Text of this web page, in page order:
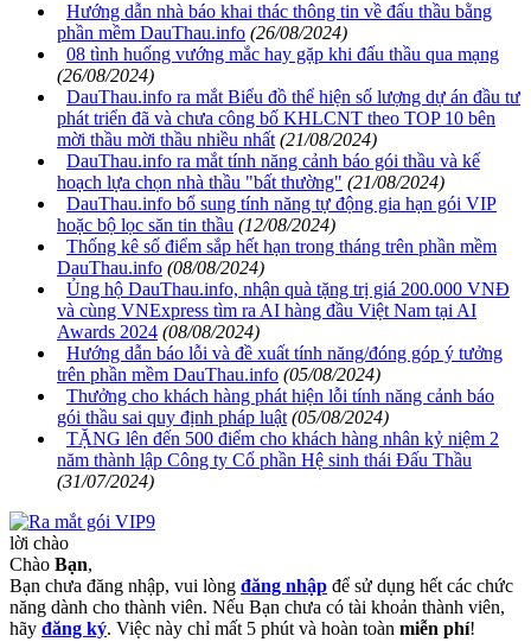
Hướng dẫn nhà báo khai thác thông tin về đấu thầu bằng
phần mềm DauThau.info (26/08/2024)
08 tình huống vướng mắc hay gặp khi đấu thầu qua mạng
(26/08/2024)
DauThau.info ra mắt Biểu đồ thể hiện số lượng dự án đầu tư
phát triển đã và chưa công bố KHLCNT theo TOP 10 bên
mời thầu mời thầu nhiều nhất (21/08/2024)
DauThau.info ra mắt tính năng cảnh báo gói thầu và kế
hoạch lựa chọn nhà thầu "bất thường" (21/08/2024)
DauThau.info bổ sung tính năng tự động gia hạn gói VIP
hoặc bộ lọc săn tin thầu (12/08/2024)
Thống kê số điểm sắp hết hạn trong tháng trên phần mềm
DauThau.info (08/08/2024)
Ủng hộ DauThau.info, nhận quà tặng trị giá 200.000 VNĐ
và cùng VNExpress tìm ra AI hàng đầu Việt Nam tại AI
Awards 2024 (08/08/2024)
Hướng dẫn báo lỗi và đề xuất tính năng/đóng góp ý tưởng
trên phần mềm DauThau.info (05/08/2024)
Thưởng cho khách hàng phát hiện lỗi tính năng cảnh báo
gói thầu sai quy định pháp luật (05/08/2024)
TẶNG lên đến 500 điểm cho khách hàng nhân kỷ niệm 2
năm thành lập Công ty Cổ phần Hệ sinh thái Đấu Thầu
(31/07/2024)
lời chào
Chào Bạn,
Bạn chưa đăng nhập, vui lòng đăng nhập để sử dụng hết các chức
năng dành cho thành viên. Nếu Bạn chưa có tài khoản thành viên,
hãy đăng ký. Việc này chỉ mất 5 phút và hoàn toàn miễn phí!